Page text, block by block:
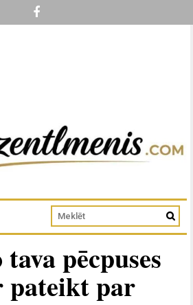
pēcpuses
pateikt par